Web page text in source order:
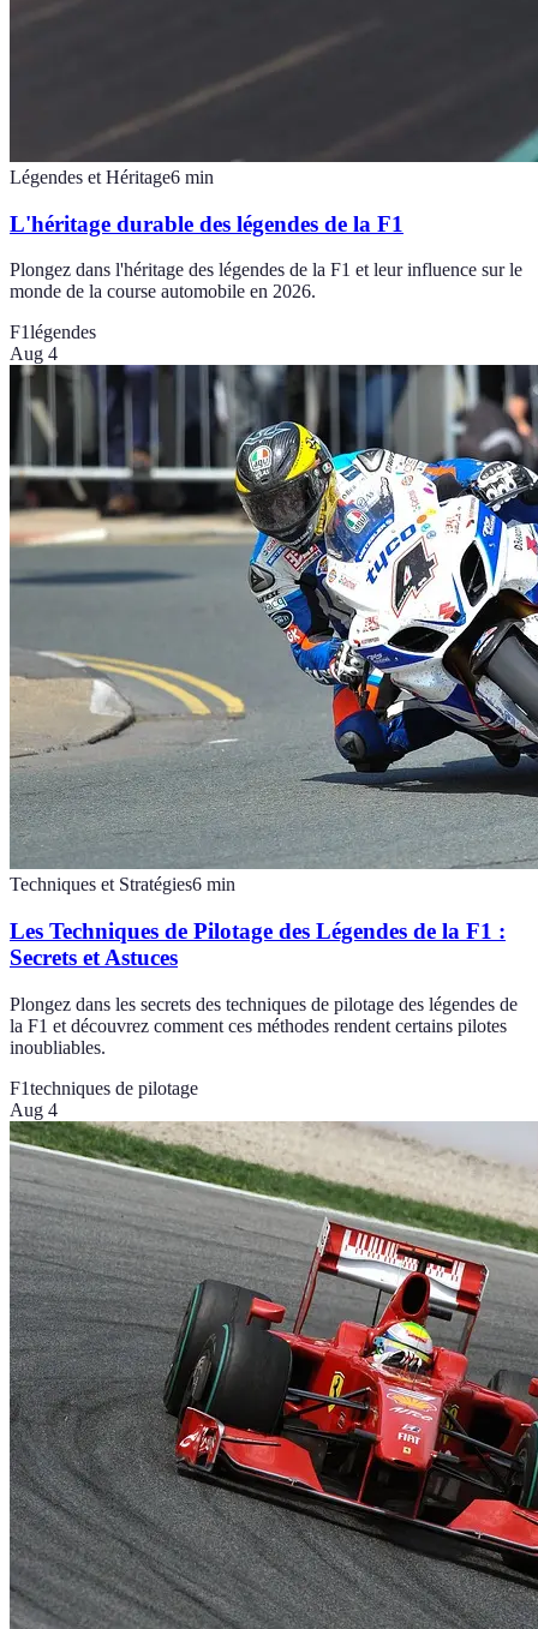
Légendes et Héritage6 min
L'héritage durable des légendes de la F1
Plongez dans l'héritage des légendes de la F1 et leur influence sur le
monde de la course automobile en 2026.
F1légendes
Aug 4
Techniques et Stratégies6 min
Les Techniques de Pilotage des Légendes de la F1 :
Secrets et Astuces
Plongez dans les secrets des techniques de pilotage des légendes de
la F1 et découvrez comment ces méthodes rendent certains pilotes
inoubliables.
F1techniques de pilotage
Aug 4